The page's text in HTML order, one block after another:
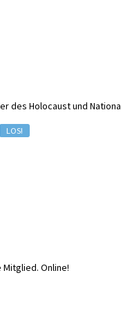
des Holocaust und
LOS!
Online!